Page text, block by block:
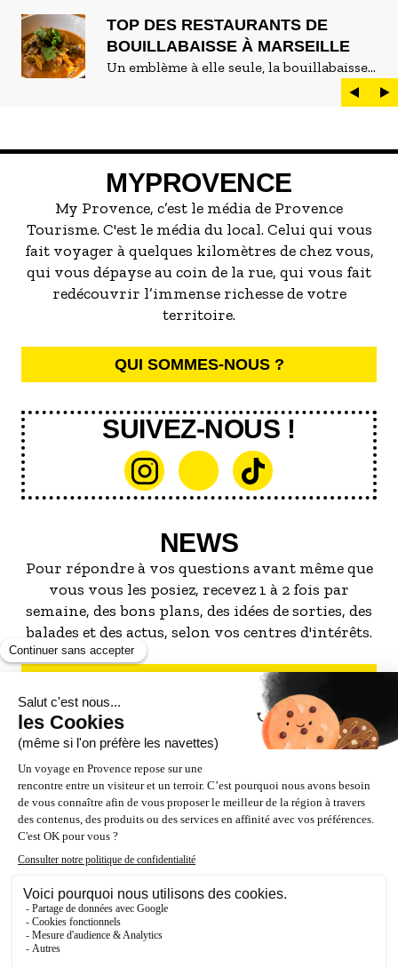
TOP DES RESTAURANTS DE
BOUILLABAISSE À MARSEILLE
Un emblème à elle seule, la bouillabaisse
est LE plat marseillais par excellence. On
peut d'ailleurs vite être submergé·e par la
servir la meilleure...
MYPROVENCE
My Provence, c’est le média de Provence
Tourisme. C'est le média du local. Celui qui vous
fait voyager à quelques kilomètres de chez vous,
qui vous dépayse au coin de la rue, qui vous fait
redécouvrir l’immense richesse de votre
territoire.
QUI SOMMES-NOUS ?
SUIVEZ-NOUS !
NEWS
Pour répondre à vos questions avant même que
vous vous les posiez, recevez 1 à 2 fois par
semaine, des bons plans, des idées de sorties, des
balades et des actus, selon vos centres d'intérêts.
S'INSCRIRE À LA NEWSLETTER
NOS PARTENAIRES
ESPACE PRO / PRESSE